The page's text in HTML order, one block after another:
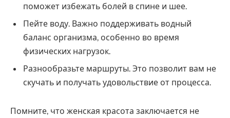
поможет избежать болей в спине и шее.
Пейте воду. Важно поддерживать водный
баланс организма, особенно во время
физических нагрузок.
Разнообразьте маршруты. Это позволит вам не
скучать и получать удовольствие от процесса.
Помните, что женская красота заключается не